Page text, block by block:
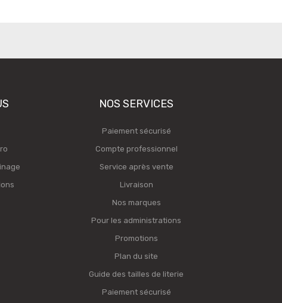
NOS SERVICES
Paiement sécurisé
Compte professionnel
Service après vente
Livraison
Nos marques
Pour les administrations
Promotions
Plan du site
Guide des tailles de literie
Paiement sécurisé